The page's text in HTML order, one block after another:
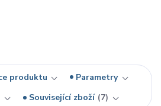
produktu
Parametry
Související zboží 7